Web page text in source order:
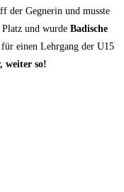
der Gegnerin und musste
Platz und wurde Badische
einen Lehrgang der U15
weiter so!